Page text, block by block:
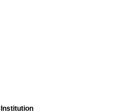
Institution